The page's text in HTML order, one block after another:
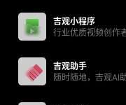
吉观小程序
行业优质视频创作
吉观助手
随时随地，吉观AI